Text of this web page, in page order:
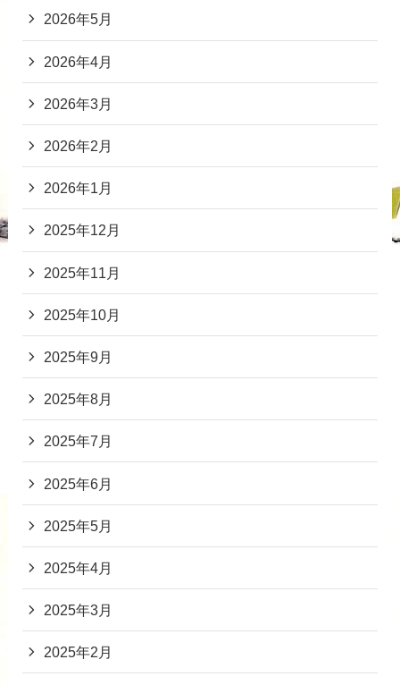
2026年5月
2026年4月
2026年3月
2026年2月
2026年1月
2025年12月
2025年11月
2025年10月
2025年9月
2025年8月
2025年7月
2025年6月
2025年5月
2025年4月
2025年3月
2025年2月